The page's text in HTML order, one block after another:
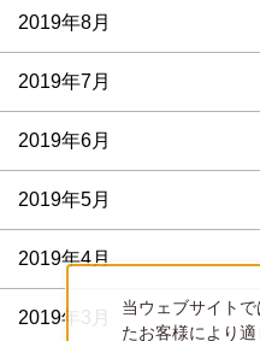
2019年8月
2019年7月
2019年6月
2019年5月
2019年4月
2019年3月
当ウェブサイト
たお客様により